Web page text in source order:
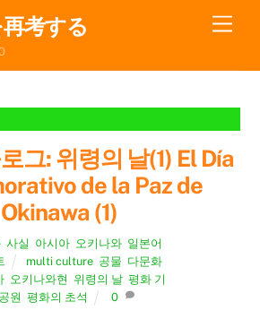
考する
그: 위령의 날(1) El Día
de la Paz de
Okinawa (1)
, 사실 아시아, 오키나와, 일본어
multi culture, 공물 다문화
오키나와현 위령의 날 평화 기
원 ,평화의 초석 0